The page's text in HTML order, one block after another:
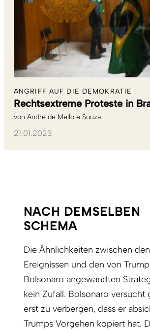
ANGRIFF AUF DIE DEMOKRATIE
Rechtsextreme Proteste in
von André de Mello e Souza
21.01.2023
NACH DEMSELBEN
SCHEMA
Die Ähnlichkeiten zwischen
Ereignissen und den von
Bolsonaro angewandten
kein Zufall. Bolsonaro versucht
erst zu verbergen, dass er
Trumps Vorgehen kopiert hat.